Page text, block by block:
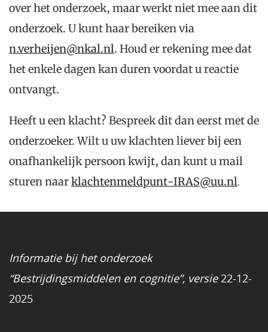
over het onderzoek, maar werkt niet mee aan dit
onderzoek. U kunt haar bereiken via
n.verheijen@nkal.nl. Houd er rekening mee dat
het enkele dagen kan duren voordat u reactie
ontvangt.
Heeft u een klacht? Bespreek dit dan eerst met de
onderzoeker. Wilt u uw klachten liever bij een
onafhankelijk persoon kwijt, dan kunt u mail
sturen naarklachtenmeldpunt-IRAS@uu.nl.
Informatie bij het onderzoek
“Bestrijdingsmiddelen en cognitie”, versie22-12-
2025